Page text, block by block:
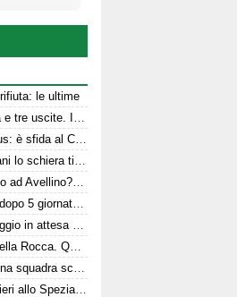
le ultime
Aiello: "Mancano tre tasselli in entrata e tre uscite. Il cambio modulo? Una squadra camaleontica non dà punti di riferimento". Sull'esterno e il trequartista...
L'Avellino punta un 2006 della Juventus: è sfida al Catanzaro
L'Avellino aspetta Cinquegrano, Aquilani lo schiera titolare col Sassuolo
Arezzo, si presenta Cagnano: "Debutto ad Avellino? Con il Pescara andò bene. Gol dell'ex? Ho rispetto per la piazza e i compagni, non esulterei"
È morto Marchioro, Sibilia lo esonerò dopo 5 giornate nel 1982
Avellino, si torna in campo nel pomeriggio in attesa del Torino
C'è un'altra soluzione in prestito per Della Rocca. Quattro club su Manzi
Favilli: "Vogliamo confermarci come una squadra scomoda per tutti. La concorrenza ben venga. Io mi sento bene"
UFFICIALE - Avellino, ceduto Cancellieri allo Spezia: i dettagli